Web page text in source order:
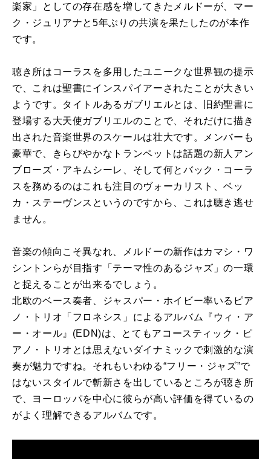
楽家」としての存在感を増してきたメルドーが、マー
ク・ジュリアナと5年ぶりの共演を果たしたのが本作
です。
聴き所はコーラスを多用したユニークな世界観の提示
で、これは聖書にインスパイアーされたことが大きい
ようです。タイトルあるガブリエルとは、旧約聖書に
登場する大天使ガブリエルのことで、それだけに描き
出された音楽世界のスケールは壮大です。メンバーも
豪華で、きらびやかなトランペットは話題の新人アン
ブローズ・アキムシーレ、そして何とバック・コーラ
スを務めるのはこれも注目のヴォーカリスト、ベッ
カ・ステーヴンスというのですから、これは聴き逃せ
ません。
音楽の傾向こそ異なれ、メルドーの新作はカマシ・ワ
シントンらが目指す「テーマ性のあるジャズ」の一環
と捉えることが出来るでしょう。
北欧のベース奏者、ジャスパー・ホイビー率いるピア
ノ・トリオ「フロネシス」によるアルバム『ウィ・ア
ー・オール』(EDN)は、とてもアコースティック・ピ
アノ・トリオとは思えないダイナミックで刺激的な演
奏が魅力ですね。それもいわゆる“フリー・ジャズ”で
はないスタイルで斬新さを出しているところが聴き所
で、ヨーロッパを中心に彼らが高い評価を得ているの
がよく理解できるアルバムです。